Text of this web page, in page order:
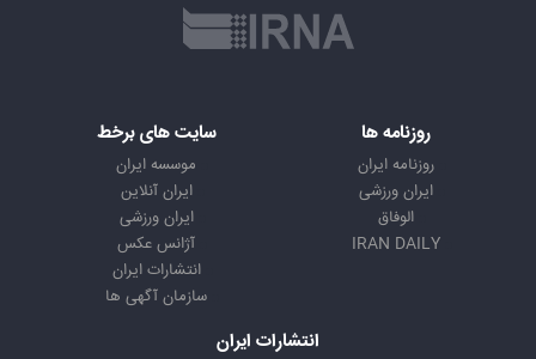
روزنامه ها
روزنامه ایران
ایران ورزشی
الوفاق
IRAN DAILY
سایت های برخط
موسسه ایران
ایران آنلاین
ایران ورزشی
آژانس عکس
انتشارات ایران
سازمان آگهی ها
انتشارات ایران